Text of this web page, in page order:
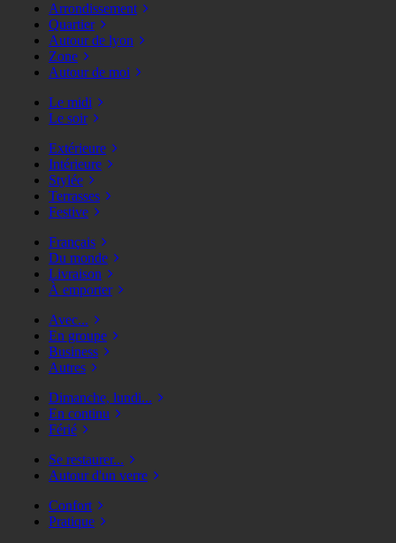
Arrondissement
Quartier
Autour de lyon
Zone
Autour de moi
Le midi
Le soir
Extérieure
Intérieure
Stylée
Terrasses
Festive
Français
Du monde
Livraison
À emporter
Avec...
En groupe
Business
Autres
Dimanche, lundi...
En continu
Férié
Se restaurer...
Autour d'un verre
Confort
Pratique